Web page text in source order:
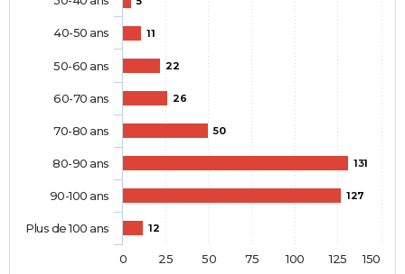
11
22
26
50
131
127
12
40-50 ans
50-60 ans
60-70 ans
70-80 ans
80-90 ans
90-100 ans
Plus de 100 ans
0 25 50 75 100 125 150